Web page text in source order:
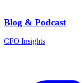
Blog & Podcast
CFO Insights